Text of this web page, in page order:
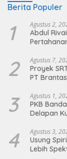
Berita Populer
1 Agustus 2,
Abdul
2 Agustus 7,
Proyek
PT
3 Agustus 1,
PKB
Delapan
4 Agustus 3,
Usung
Lebih